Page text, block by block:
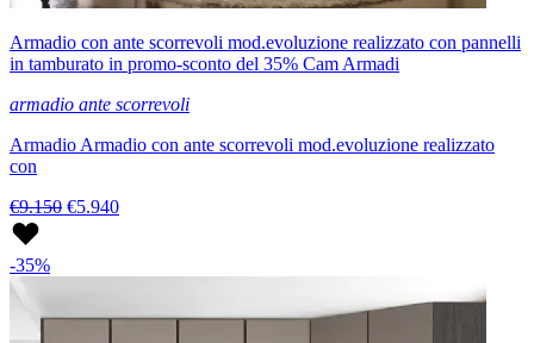
Armadio con ante scorrevoli mod.evoluzione realizzato con pannelli
in tamburato in promo-sconto del 35% Cam Armadi
armadio ante scorrevoli
Armadio Armadio con ante scorrevoli mod.evoluzione realizzato
con
€9.150 €5.940
-35%